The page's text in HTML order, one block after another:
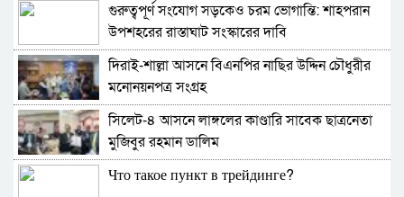
মৌলিক সংস্কারের ভিত্তি অন্তর্বর্তী সরকারের সময়েই
করতে হবে: নাহিদ
প্রধান উপদেষ্টার সঙ্গে বৈঠক জাতিসংঘ মহাসচিবের
পাকিস্তানে ট্রেনে জি ম্মি দেড় শতাধিক যাত্রী উ*দ্ধার,
নিরাপত্তা বাহিনীর অ ভি যা নে নি*হত ২৭ স*ন্ত্রা*সী নি*হ
ত
ভারতে নকল ও ভেজাল ওষুধে সয়লাব বাজার, ঝুঁকিতে
গুরুত্বপূর্ণ সংযোগ সড়কেও চরম ভোগান্তি: শাহপরান
উপশহরের রাস্তাঘাট সংস্কারের দাবি
দিরাই-শাল্লা আসনে বিএনপির নাছির উদ্দিন চৌধুরীর
মনোনয়নপত্র সংগ্রহ
সিলেট-৪ আসনে লাঙ্গলের কাণ্ডারি সাবেক ছাত্রনেতা
মুজিবুর রহমান ডালিম
Что такое пункт в трейдинге?